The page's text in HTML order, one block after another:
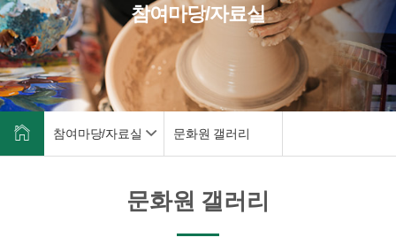
참여마당/자료실
참여마당/자료실 문화원 갤러리
문화원 갤러리